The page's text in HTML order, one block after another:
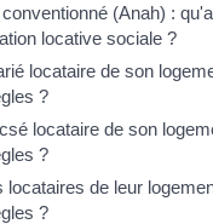
(Anah) :
locative sociale ?
locataire de son
?
locataire de son
?
locataires de leur
?